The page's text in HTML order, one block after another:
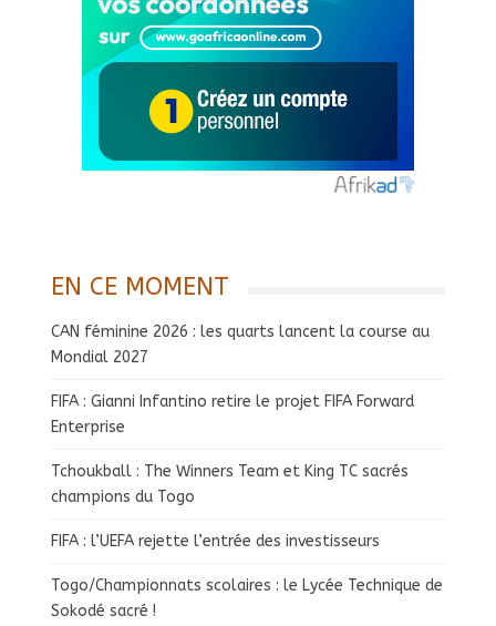
EN CE MOMENT
CAN féminine 2026 : les quarts lancent la course au
Mondial 2027
FIFA : Gianni Infantino retire le projet FIFA Forward
Enterprise
Tchoukball : The Winners Team et King TC sacrés
champions du Togo
FIFA : l’UEFA rejette l’entrée des investisseurs
Togo/Championnats scolaires : le Lycée Technique de
Sokodé sacré !